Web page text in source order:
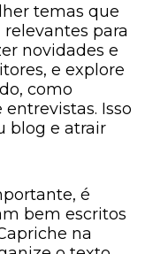
temas que
para
novidades e
e explore
como
Isso
blog e atrair
é
bem escritos
na